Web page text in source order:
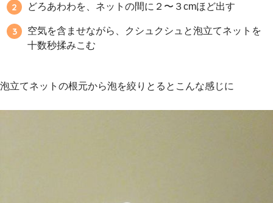
どろあわわを、ネットの間に２〜３cmほど出す
空気を含ませながら、クシュクシュと泡立てネットを
十数秒揉みこむ
泡立てネットの根元から泡を絞りとるとこんな感じに